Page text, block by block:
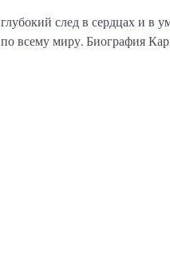
след в сердцах и в
всему миру. Биография